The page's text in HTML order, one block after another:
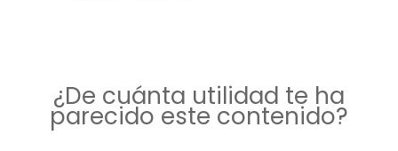
¿De cuánta utilidad te ha
parecido este contenido?